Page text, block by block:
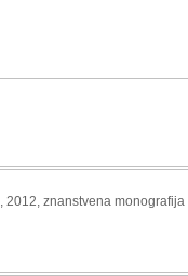
, 2012, znanstvena monografija